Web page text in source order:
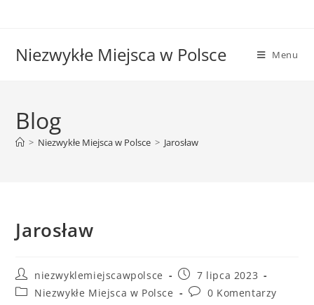
Niezwykłe Miejsca w Polsce Menu
Blog
> Niezwykłe Miejsca w Polsce > Jarosław
Jarosław
niezwyklemiejscawpolsce
7 lipca 2023
Niezwykłe Miejsca w Polsce
0 Komentarzy